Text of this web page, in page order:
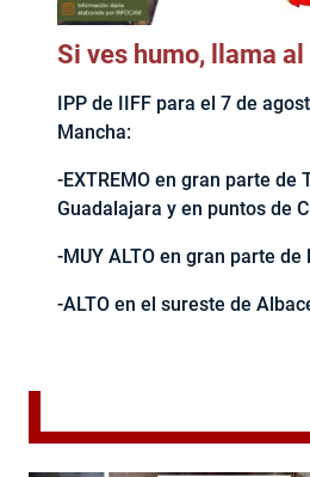
Si ves humo, llama
IPP de IIFF para el 7 de
Mancha:
-EXTREMO en gran parte de
Guadalajara y en puntos de
-MUY ALTO en gran parte de
-ALTO en el sureste de